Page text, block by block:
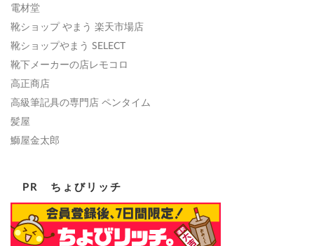
電材堂
靴ショップ やまう 楽天市場店
靴ショップやまう SELECT
靴下メーカーの店レモコロ
高正商店
高級筆記具の専門店 ペンタイム
髪屋
鰤屋金太郎
PR ちょびリッチ